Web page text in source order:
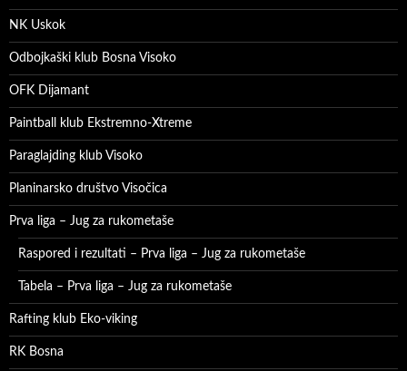
NK Uskok
Odbojkaški klub Bosna Visoko
OFK Dijamant
Paintball klub Ekstremno-Xtreme
Paraglajding klub Visoko
Planinarsko društvo Visočica
Prva liga – Jug za rukometaše
Raspored i rezultati – Prva liga – Jug za rukometaše
Tabela – Prva liga – Jug za rukometaše
Rafting klub Eko-viking
RK Bosna